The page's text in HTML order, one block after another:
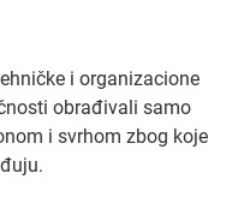
i organizacione
obrađivali samo
i svrhom zbog koje